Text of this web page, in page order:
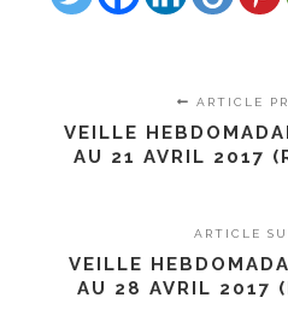
ARTICLE
VEILLE
AU 21 AVRIL 2017
ARTICLE
VEILLE
AU 28 AVRIL 2017